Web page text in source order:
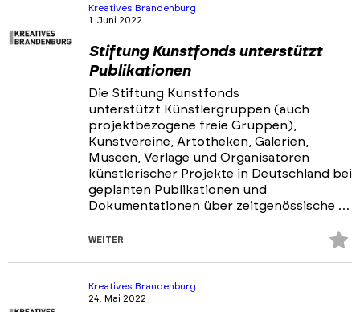
Kreatives Brandenburg
1. Juni 2022
Stiftung Kunstfonds unterstützt
Publikationen
Die Stiftung Kunstfonds
unterstützt Künstlergruppen (auch
projektbezogene freie Gruppen),
Kunstvereine, Artotheken, Galerien,
Museen, Verlage und Organisatoren
künstlerischer Projekte in Deutschland bei
geplanten Publikationen und
Dokumentationen über zeitgenössische …
WEITER
Kreatives Brandenburg
24. Mai 2022